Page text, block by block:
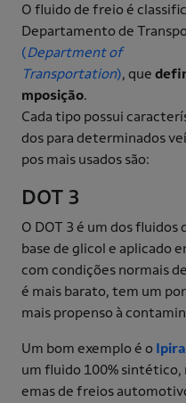
O fluido de freio é
Departamento de
(Department of
Transportation), que
mposição.
Cada tipo possui
dos para determinados
pos mais usados são:
DOT 3
O DOT 3 é um dos
base de glicol e aplicado
com condições normais
é mais barato, tem um
mais propenso à
Um bom exemplo é o
um fluido 100% sintético,
emas de freios